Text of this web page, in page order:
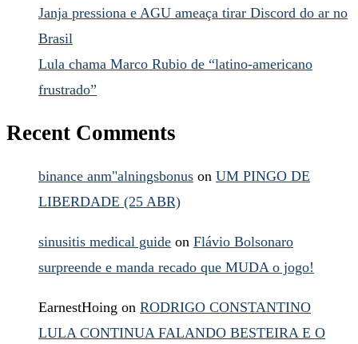
Janja pressiona e AGU ameaça tirar Discord do ar no
Brasil
Lula chama Marco Rubio de “latino-americano
frustrado”
Recent Comments
binance anm"alningsbonus on UM PINGO DE
LIBERDADE (25 ABR)
sinusitis medical guide on Flávio Bolsonaro
surpreende e manda recado que MUDA o jogo!
EarnestHoing on RODRIGO CONSTANTINO
LULA CONTINUA FALANDO BESTEIRA E O